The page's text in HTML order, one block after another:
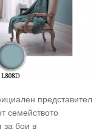
представител
семейството
за бои в